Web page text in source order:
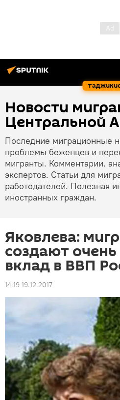
Новости
Центральной
Последние миграционные
проблемы беженцев и
мигранты. Комментарии,
экспертов. Статьи для
работодателей. Полезная
иностранных граждан.
Яковлева:
создают
вклад в ВВП
14:19 19.12.2017